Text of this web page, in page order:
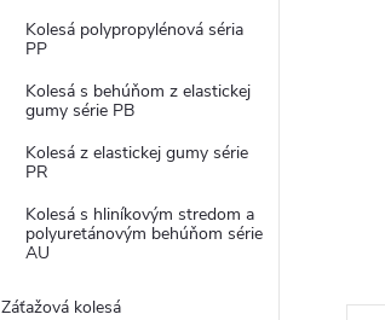
Kolesá polypropylénová séria
PP
Kolesá s behúňom z elastickej
gumy série PB
Kolesá z elastickej gumy série
PR
Kolesá s hliníkovým stredom a
polyuretánovým behúňom série
AU
Záťažová kolesá